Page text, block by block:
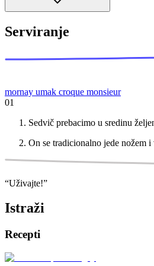
Serviranje
mornay umak croque monsieur
01
Sedvič prebacimo u sredinu
On se tradicionalno jede nožem
“Uživajte!”
Istraži
Recepti